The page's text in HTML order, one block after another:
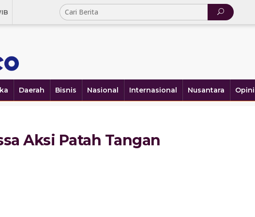
Daerah Bisnis Nasional Internasional Nusantara Opini
Aksi Patah Tangan